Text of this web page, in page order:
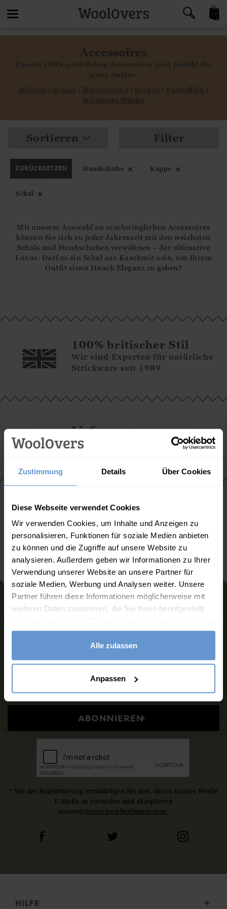
Zustimmung Details Über Cookies
Diese Webseite verwendet Cookies
Wir verwenden Cookies, um Inhalte und Anzeigen zu
personalisieren, Funktionen für soziale Medien anbieten
zu können und die Zugriffe auf unsere Website zu
analysieren. Außerdem geben wir Informationen zu Ihrer
Verwendung unserer Website an unsere Partner für
soziale Medien, Werbung und Analysen weiter. Unsere
Partner führen diese Informationen möglicherweise mit
weiteren Daten zusammen, die Sie ihnen bereitgestellt
gesammelt haben.
Alle zulassen
Anpassen
Accessoires
Unsere 100% natürlichen Accessoires sind perfekt für
jeden Anlass.
Mützen | Schals | Handschuhe | Socken | Pantoffeln |
Schmucke Stücke
Sortieren Filter
ZURÜCKSETZEN Handschuhe Kappe
Schal
Mit unserer Auswahl an erschwinglichen Accessoires
können Sie sich zu jeder Jahreszeit mit den weichsten
Schals und Handschuhen verwöhnen – der ultimative
Luxus. Darf es ein Schal aus Kaschmir sein, um Ihrem
Outfit einen Hauch Eleganz zu geben?
100% britischer Stil
Wir sind Experten für natürliche
Strickware seit 1989
Lieferung
6.95€ für Standardversand
Unkomplizierte Abwicklung für
einen Umtausch oder
Rückerstattung, solange Sie die
Ware innerhalb von 28 Tagen an
uns zurückschicken.
Melden Sie sich für unseren
Möchten Sie mehr über die neuesten Looks und
ABONNIEREN
* Mit der Registrierung ermächtigen Sie uns, Ihnen unsere Werbe
E-Mails zu zusenden und akzeptieren
unsereDatenschutzbestimmungen .
HILFE